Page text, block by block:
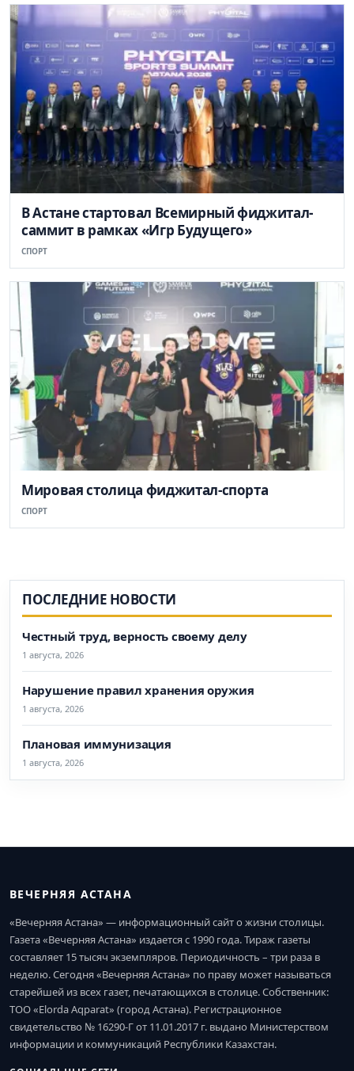
В Астане стартовал Всемирный фиджитал-
саммит в рамках «Игр Будущего»
СПОРТ
Мировая столица фиджитал-спорта
СПОРТ
ПОСЛЕДНИЕ НОВОСТИ
Честный труд, верность своему делу
1 августа, 2026
Нарушение правил хранения оружия
1 августа, 2026
Плановая иммунизация
1 августа, 2026
ВЕЧЕРНЯЯ АСТАНА
«Вечерняя Астана» — информационный сайт о жизни столицы.
Газета «Вечерняя Астана» издается с 1990 года. Тираж газеты
составляет 15 тысяч экземпляров. Периодичность – три раза в
неделю. Сегодня «Вечерняя Астана» по праву может называться
старейшей из всех газет, печатающихся в столице. Собственник:
ТОО «Elorda Aqparat» (город Астана). Регистрационное
свидетельство № 16290-Г от 11.01.2017 г. выдано Министерством
информации и коммуникаций Республики Казахстан.